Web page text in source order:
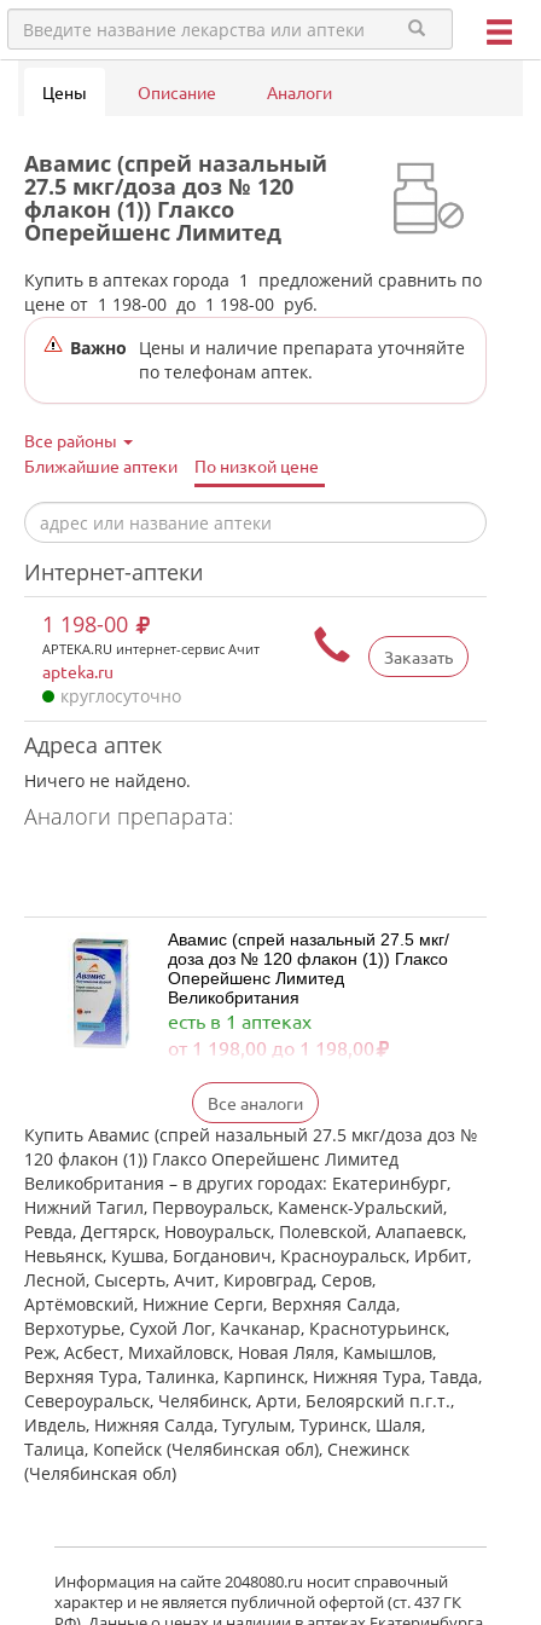
Цены Описание Аналоги
Авамис (спрей назальный
27.5 мкг/доза доз № 120
флакон (1)) Глаксо
Оперейшенс Лимитед
Великобритания в аптеках
города Ачита
Купить в аптеках города 1
предложений сравнить по
цене от 1 198-00 до 1 198-00 руб.
Важно
Цены и наличие препарата уточняйте
по телефонам аптек.
Все районы
Ближайшие аптеки
По низкой цене
Интернет-аптеки
Заказать
1 198-00
APTEKA.RU интернет-сервис Ачит
apteka.ru
круглосуточно
Адреса аптек
Ничего не найдено.
Аналоги препарата:
Авамис (спрей назальный 27.5 мкг/
доза доз № 120 флакон (1)) Глаксо
Оперейшенс Лимитед
Великобритания
есть в 1 аптеках
от 1 198,00 до 1 198,00
Флерзини (спрей назальный
дозированный 27.5 мкг/доза доз №
120 фл. (1)) Фармстандарт-
Лексредства ОАО г. Курск Россия
есть в 1 аптеках
от 872,00 до 872,00
достигнут конец страницы
Все аналоги
Купить Авамис (спрей назальный 27.5 мкг/доза доз №
120 флакон (1)) Глаксо Оперейшенс Лимитед
Великобритания – в других городах: Екатеринбург,
Нижний Тагил, Первоуральск, Каменск-Уральский,
Ревда, Дегтярск, Новоуральск, Полевской, Алапаевск,
Невьянск, Кушва, Богданович, Красноуральск, Ирбит,
Лесной, Сысерть, Ачит, Кировград, Серов,
Артёмовский, Нижние Cерги, Верхняя Салда,
Верхотурье, Сухой Лог, Качканар, Краснотурьинск,
Реж, Асбест, Михайловск, Новая Ляля, Камышлов,
Верхняя Тура, Талинка, Карпинск, Нижняя Тура, Тавда,
Североуральск, Челябинск, Арти, Белоярский п.г.т.,
Ивдель, Нижняя Салда, Тугулым, Туринск, Шаля,
Талица, Копейск (Челябинская обл), Снежинск
(Челябинская обл)
Информация на сайте 2048080.ru носит справочный
характер и не является публичной офертой (ст. 437 ГК